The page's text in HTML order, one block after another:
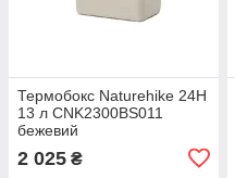
Термобокс Naturehike 24H
13 л CNK2300BS011
бежевий
2 025 ₴